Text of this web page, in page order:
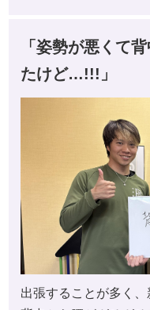
「姿勢が悪くて
たけど…!!!」
出張することが多く